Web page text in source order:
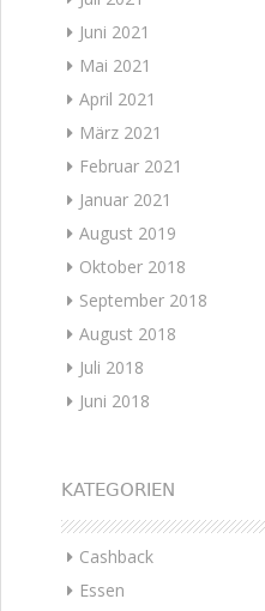
Juni 2021
Mai 2021
April 2021
März 2021
Februar 2021
Januar 2021
August 2019
Oktober 2018
September 2018
August 2018
Juli 2018
Juni 2018
KATEGORIEN
Cashback
Essen